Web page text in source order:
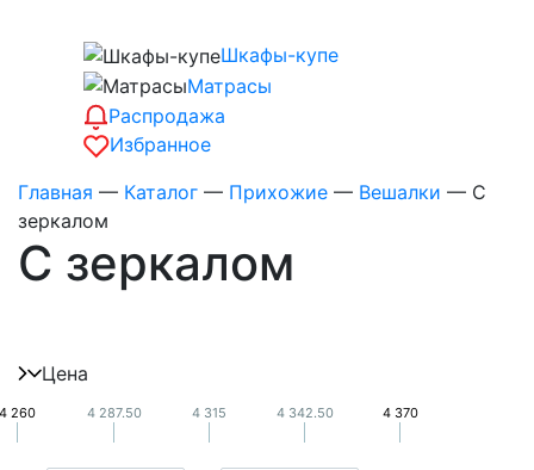
Шкафы-купе
Матрасы
Распродажа
Избранное
Главная — Каталог — Прихожие — Вешалки — С
зеркалом
С зеркалом
Цена
4 260 4 287.50 4 315 4 342.50 4 370